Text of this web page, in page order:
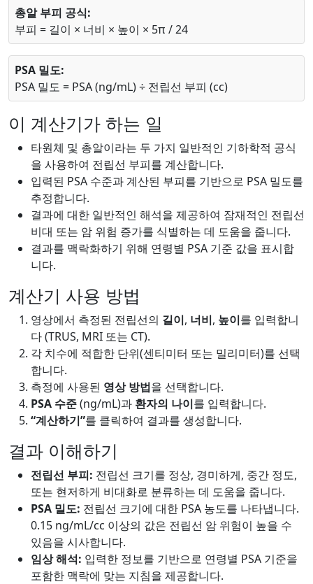
총알 부피 공식:
부피 = 길이 × 너비 × 높이 × 5π / 24
PSA 밀도:
PSA 밀도 = PSA (ng/mL) ÷ 전립선 부피 (cc)
이 계산기가 하는 일
타원체 및 총알이라는 두 가지 일반적인 기하학적 공식
을 사용하여 전립선 부피를 계산합니다.
입력된 PSA 수준과 계산된 부피를 기반으로 PSA 밀도를
추정합니다.
결과에 대한 일반적인 해석을 제공하여 잠재적인 전립선
비대 또는 암 위험 증가를 식별하는 데 도움을 줍니다.
결과를 맥락화하기 위해 연령별 PSA 기준 값을 표시합
니다.
계산기 사용 방법
영상에서 측정된 전립선의 길이, 너비, 높이를 입력합니
다 (TRUS, MRI 또는 CT).
각 치수에 적합한 단위(센티미터 또는 밀리미터)를 선택
합니다.
측정에 사용된 영상 방법을 선택합니다.
PSA 수준(ng/mL)과 환자의 나이를 입력합니다.
“계산하기”를 클릭하여 결과를 생성합니다.
결과 이해하기
전립선 부피: 전립선 크기를 정상, 경미하게, 중간 정도,
또는 현저하게 비대화로 분류하는 데 도움을 줍니다.
PSA 밀도: 전립선 크기에 대한 PSA 농도를 나타냅니다.
0.15 ng/mL/cc 이상의 값은 전립선 암 위험이 높을 수
있음을 시사합니다.
임상 해석: 입력한 정보를 기반으로 연령별 PSA 기준을
포함한 맥락에 맞는 지침을 제공합니다.